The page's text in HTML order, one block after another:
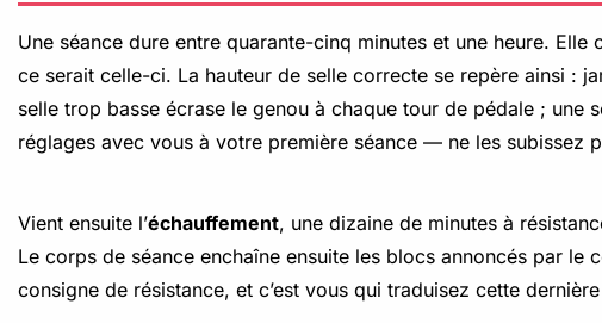
Une séance dure entre quarante-cinq minutes et une heure. Elle
ce serait celle-ci. La hauteur de selle correcte se repère ainsi :
selle trop basse écrase le genou à chaque tour de pédale ;
réglages avec vous à votre première séance — ne les subissez
Vient ensuite l’échauffement, une dizaine de minutes à
Le corps de séance enchaîne ensuite les blocs annoncés par
consigne de résistance, et c’est vous qui traduisez cette